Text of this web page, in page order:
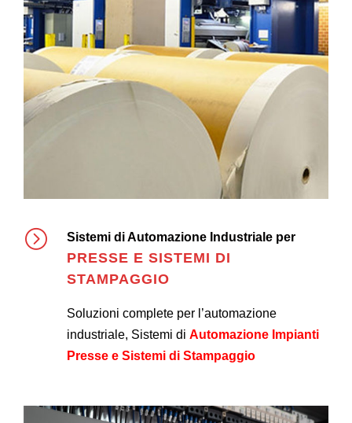
Sistemi di Automazione Industriale per
PRESSE E SISTEMI DI
STAMPAGGIO
Soluzioni complete per l’automazione
industriale, Sistemi di Automazione Impianti
Presse e Sistemi di Stampaggio